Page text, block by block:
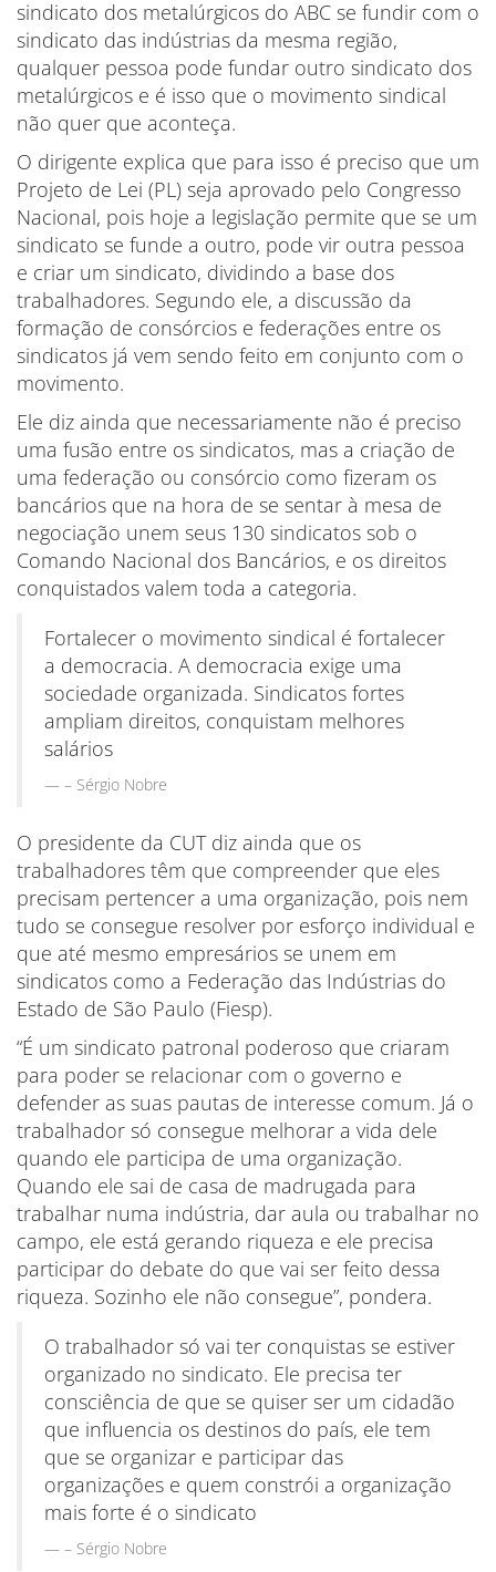
sindicato dos metalúrgicos do ABC se fundir com o
sindicato das indústrias da mesma região,
qualquer pessoa pode fundar outro sindicato dos
metalúrgicos e é isso que o movimento sindical
não quer que aconteça.
O dirigente explica que para isso é preciso que um
Projeto de Lei (PL) seja aprovado pelo Congresso
Nacional, pois hoje a legislação permite que se um
sindicato se funde a outro, pode vir outra pessoa
e criar um sindicato, dividindo a base dos
trabalhadores. Segundo ele, a discussão da
formação de consórcios e federações entre os
sindicatos já vem sendo feito em conjunto com o
movimento.
Ele diz ainda que necessariamente não é preciso
uma fusão entre os sindicatos, mas a criação de
uma federação ou consórcio como fizeram os
bancários que na hora de se sentar à mesa de
negociação unem seus 130 sindicatos sob o
Comando Nacional dos Bancários, e os direitos
conquistados valem toda a categoria.
Fortalecer o movimento sindical é fortalecer
a democracia. A democracia exige uma
sociedade organizada. Sindicatos fortes
ampliam direitos, conquistam melhores
salários
– Sérgio Nobre
O presidente da CUT diz ainda que os
trabalhadores têm que compreender que eles
precisam pertencer a uma organização, pois nem
tudo se consegue resolver por esforço individual e
que até mesmo empresários se unem em
sindicatos como a Federação das Indústrias do
Estado de São Paulo (Fiesp).
“É um sindicato patronal poderoso que criaram
para poder se relacionar com o governo e
defender as suas pautas de interesse comum. Já o
trabalhador só consegue melhorar a vida dele
quando ele participa de uma organização.
Quando ele sai de casa de madrugada para
trabalhar numa indústria, dar aula ou trabalhar no
campo, ele está gerando riqueza e ele precisa
participar do debate do que vai ser feito dessa
riqueza. Sozinho ele não consegue”, pondera.
O trabalhador só vai ter conquistas se estiver
organizado no sindicato. Ele precisa ter
consciência de que se quiser ser um cidadão
que influencia os destinos do país, ele tem
que se organizar e participar das
organizações e quem constrói a organização
mais forte é o sindicato
– Sérgio Nobre